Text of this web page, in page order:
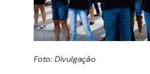
Foto: Divulgação